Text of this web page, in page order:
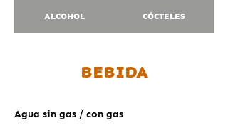
ALCOHOL CÓCTELES
BEBIDA
Agua sin gas / con gas